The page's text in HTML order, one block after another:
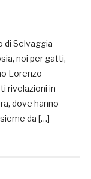
di Selvaggia
noi per gatti,
Lorenzo
rivelazioni in
dove hanno
da […]